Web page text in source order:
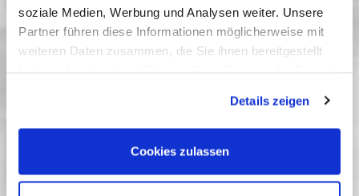
soziale Medien, Werbung und Analysen weiter. Unsere
Partner führen diese Informationen möglicherweise mit
weiteren Daten zusammen, die Sie ihnen bereitgestellt
Cookies, wenn Sie unsere Webseite weiterhin nutzen.
Details zeigen
Cookies zulassen
Maple Movies - Festival des
Das Festival des kanadischen Films im Filmmuseum Potsdam!
Von November bis Januar - online und im Kino. Mit Kanada als
Ehrengast bei der Frankfurter Buchmesse 2021 legt das Maple
literarischer Werke aus Kanada. Darüber hinaus behält das
Festival seinen langjährigen Programmfokus auf indigene Filme